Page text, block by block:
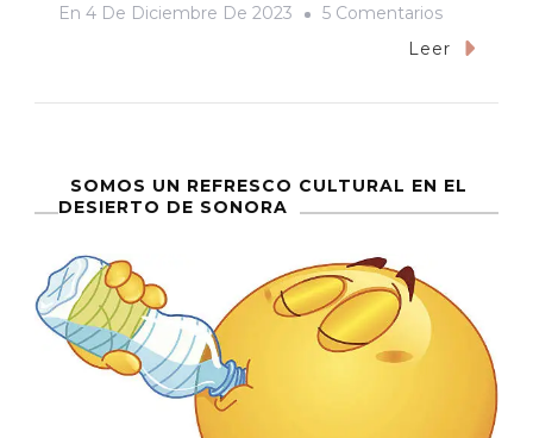
En 4 De Diciembre De 2023 5 ComentariosEn
«Tienes
No
Te
Historias
De
Fémina
Leer
SOMOS UN REFRESCO CULTURAL EN EL
DESIERTO DE SONORA